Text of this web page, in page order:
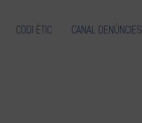
CODI ÈTIC CANAL DENÚNCIES